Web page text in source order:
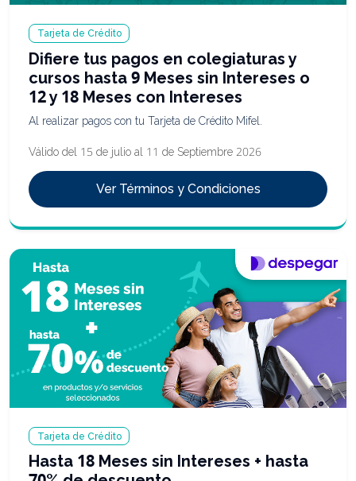
Tarjeta de Crédito
Difiere tus pagos en colegiaturas y
cursos hasta 9 Meses sin Intereses o
12 y 18 Meses con Intereses
Al realizar pagos con tu Tarjeta de Crédito Mifel.
Válido del 15 de julio al 11 de Septiembre 2026
Ver Términos y Condiciones
Tarjeta de Crédito
Hasta 18 Meses sin Intereses + hasta